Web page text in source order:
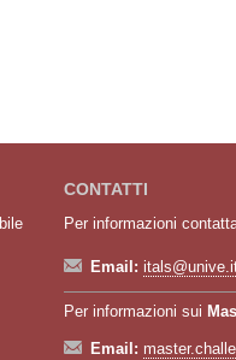
CONTATTI
Per informazioni
Email:
Per informazioni sui
Email: